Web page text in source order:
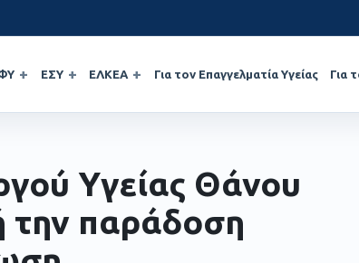
ΕΣΥ ΕΛΚΕΑ Για τον Επαγγελματία Υγείας Για
Υγείας Θάνου
την παράδοση